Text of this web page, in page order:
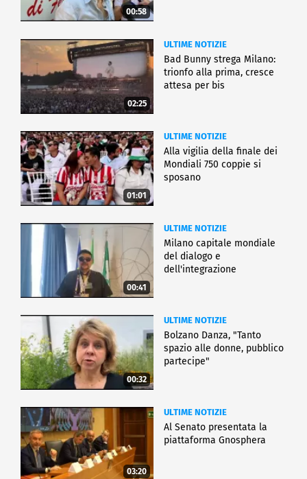
00:58
02:25
ULTIME NOTIZIE
Bad Bunny strega Milano:
trionfo alla prima, cresce
attesa per bis
01:01
ULTIME NOTIZIE
Alla vigilia della finale dei
Mondiali 750 coppie si
sposano
00:41
ULTIME NOTIZIE
Milano capitale mondiale
del dialogo e
dell'integrazione
00:32
ULTIME NOTIZIE
Bolzano Danza, "Tanto
spazio alle donne, pubblico
partecipe"
03:20
ULTIME NOTIZIE
Al Senato presentata la
piattaforma Gnosphera